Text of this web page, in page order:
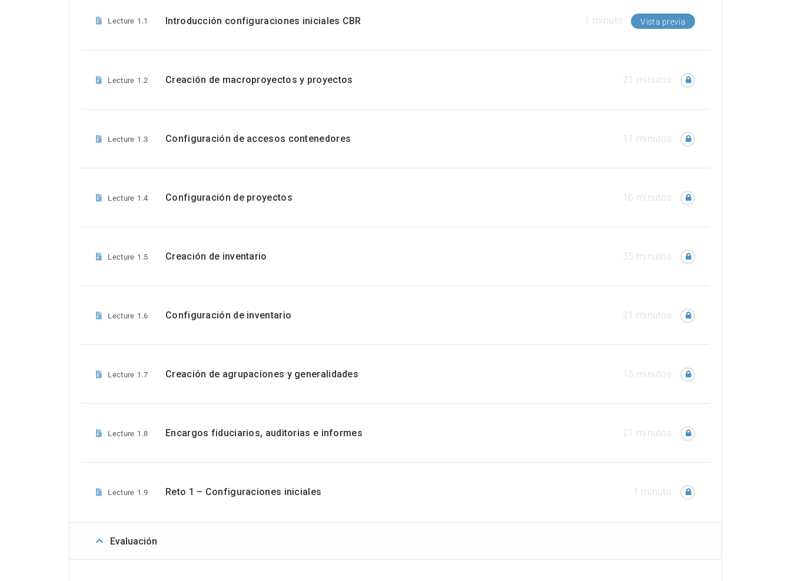
Lecture 1.1 Introducción configuraciones iniciales CBR 1 minuto Vista previa
Lecture 1.2 Creación de macroproyectos y proyectos 21 minutos
Lecture 1.3 Configuración de accesos contenedores 11 minutos
Lecture 1.4 Configuración de proyectos 16 minutos
Lecture 1.5 Creación de inventario 35 minutos
Lecture 1.6 Configuración de inventario 21 minutos
Lecture 1.7 Creación de agrupaciones y generalidades 15 minutos
Lecture 1.8 Encargos fiduciarios, auditorias e informes 21 minutos
Lecture 1.9 Reto 1 – Configuraciones iniciales 1 minuto
Evaluación